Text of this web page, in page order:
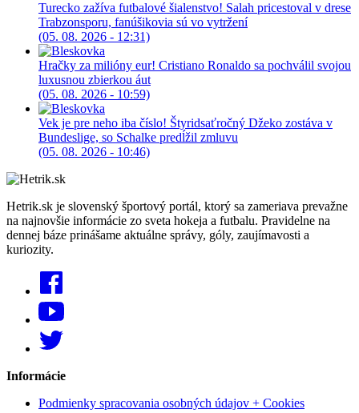
Turecko zažíva futbalové šialenstvo! Salah pricestoval v drese
Trabzonsporu, fanúšikovia sú vo vytržení
(05. 08. 2026 - 12:31)
Hračky za milióny eur! Cristiano Ronaldo sa pochválil svojou
luxusnou zbierkou áut
(05. 08. 2026 - 10:59)
Vek je pre neho iba číslo! Štyridsaťročný Džeko zostáva v
Bundeslige, so Schalke predĺžil zmluvu
(05. 08. 2026 - 10:46)
Hetrik.sk je slovenský športový portál, ktorý sa zameriava prevažne
na najnovšie informácie zo sveta hokeja a futbalu. Pravidelne na
dennej báze prinášame aktuálne správy, góly, zaujímavosti a
kuriozity.
Informácie
Podmienky spracovania osobných údajov + Cookies